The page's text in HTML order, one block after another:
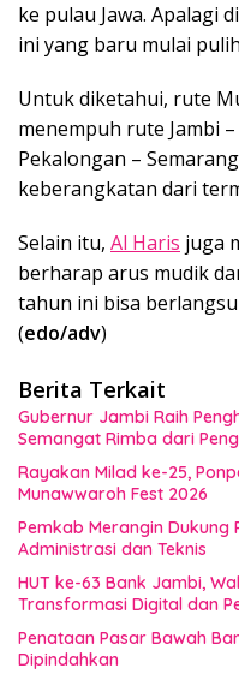
ke pulau Jawa. Apalagi
ini yang baru mulai
Untuk diketahui, rute
menempuh rute Jambi
Pekalongan –
keberangkatan dari
Selain itu, Al Haris juga
berharap arus mudik
tahun ini bisa
(edo/adv)
Berita Terkait
Gubernur Jambi Raih
Semangat Rimba dari
Rayakan Milad ke-25,
Munawwaroh Fest 2026
Pemkab Merangin Dukung
Administrasi dan Teknis
HUT ke-63 Bank Jambi,
Transformasi Digital dan
Penataan Pasar Bawah
Dipindahkan